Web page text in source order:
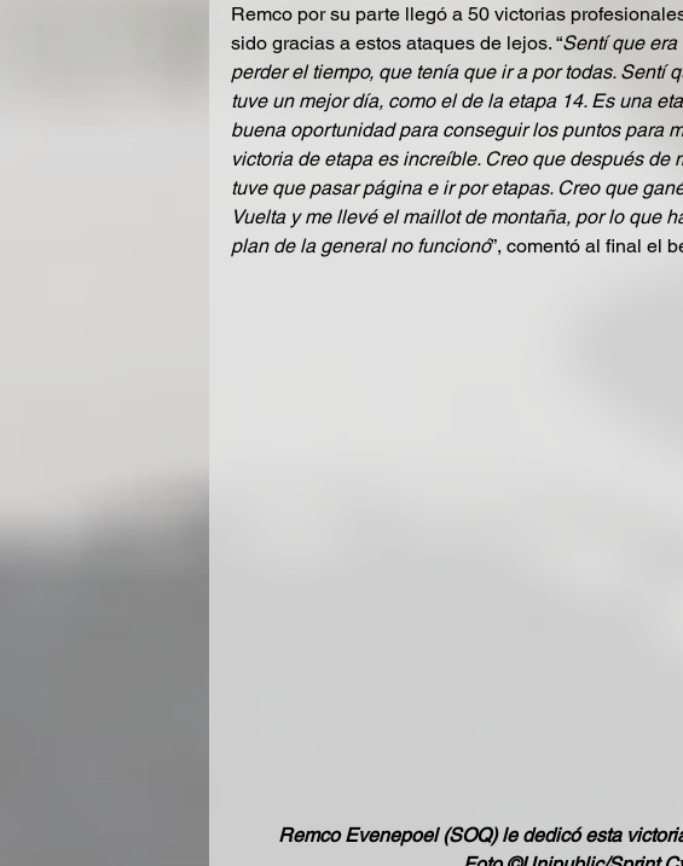
Remco por su parte llegó a 50 victorias
sido gracias a estos ataques de lejos. “Sentí que
perder el tiempo, que tenía que ir a por todas. Sentí
tuve un mejor día, como el de la etapa 14. Es una
buena oportunidad para conseguir los puntos para
victoria de etapa es increíble. Creo que después de
tuve que pasar página e ir por etapas. Creo que
Vuelta y me llevé el maillot de montaña, por lo que
plan de la general no funcionó”, comentó al final el
Remco Evenepoel (SOQ) le dedicó esta